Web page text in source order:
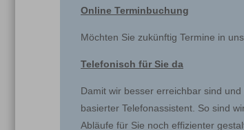
Online Terminbuchung
Möchten Sie zukünftig Termine in
Telefonisch für Sie da
Damit wir besser erreichbar sind
basierter Telefonassistent. So sind
Abläufe für Sie noch effizienter